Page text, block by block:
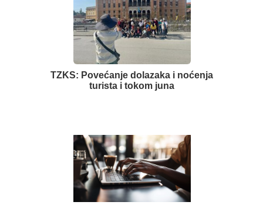
TZKS: Povećanje dolazaka i noćenja
turista i tokom juna